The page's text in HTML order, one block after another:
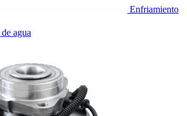
Enfriamiento
agua